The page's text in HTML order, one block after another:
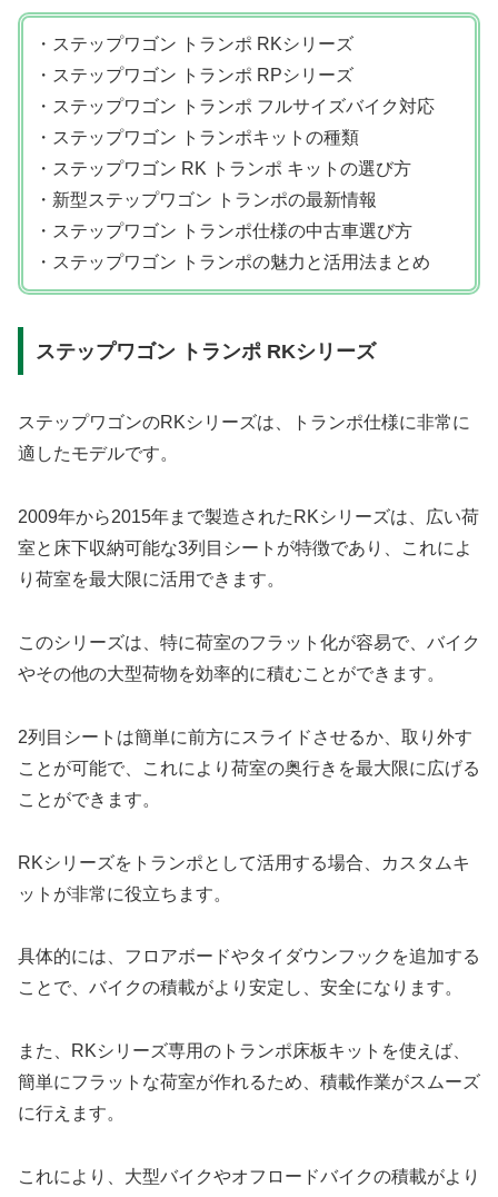
・ステップワゴン トランポ RKシリーズ
・ステップワゴン トランポ RPシリーズ
・ステップワゴン トランポ フルサイズバイク対応
・ステップワゴン トランポキットの種類
・ステップワゴン RK トランポ キットの選び方
・新型ステップワゴン トランポの最新情報
・ステップワゴン トランポ仕様の中古車選び方
・ステップワゴン トランポの魅力と活用法まとめ
ステップワゴン トランポ RKシリーズ
ステップワゴンのRKシリーズは、トランポ仕様に非常に
適したモデルです。
2009年から2015年まで製造されたRKシリーズは、広い荷
室と床下収納可能な3列目シートが特徴であり、これによ
り荷室を最大限に活用できます。
このシリーズは、特に荷室のフラット化が容易で、バイク
やその他の大型荷物を効率的に積むことができます。
2列目シートは簡単に前方にスライドさせるか、取り外す
ことが可能で、これにより荷室の奥行きを最大限に広げる
ことができます。
RKシリーズをトランポとして活用する場合、カスタムキ
ットが非常に役立ちます。
具体的には、フロアボードやタイダウンフックを追加する
ことで、バイクの積載がより安定し、安全になります。
また、RKシリーズ専用のトランポ床板キットを使えば、
簡単にフラットな荷室が作れるため、積載作業がスムーズ
に行えます。
これにより、大型バイクやオフロードバイクの積載がより